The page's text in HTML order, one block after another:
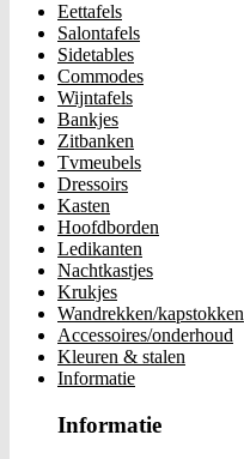
Eettafels
Salontafels
Sidetables
Commodes
Wijntafels
Bankjes
Zitbanken
Tvmeubels
Dressoirs
Kasten
Hoofdborden
Ledikanten
Nachtkastjes
Krukjes
Wandrekken/kapstokken
Accessoires/onderhoud
Kleuren & stalen
Informatie
Informatie